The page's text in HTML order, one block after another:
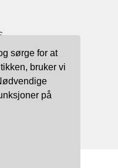
sørge for at
bruker vi
på